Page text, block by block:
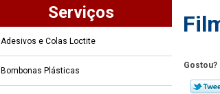
Serviços
Adesivos e Colas Loctite
Bombonas Plásticas
Gostou?